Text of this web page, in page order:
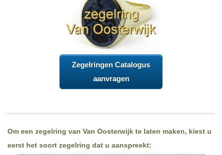
Zegelringen Catalogus
aanvragen
Om een zegelring van Van Oosterwijk te laten maken, kiest u
eerst het soort zegelring dat u aanspreekt: